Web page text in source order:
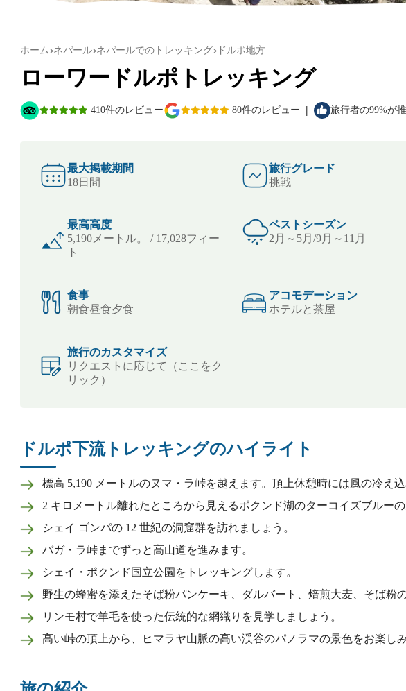
ホーム ネパール ネパールでのトレッキング ドルポ地方
ローワードルポトレッキング
410件のレビュー 80件のレビュー | 旅行者の99%が
最大掲載期間
18日間
旅行グレード
挑戦
最高高度
5,190メートル。 / 17,028フィー
ト
ベストシーズン
2月～5月/9月～11月
食事
朝食昼食夕食
アコモデーション
ホテルと茶屋
旅行のカスタマイズ
リクエストに応じて（ここをク
リック）
ドルポ下流トレッキングのハイライト
標高 5,190 メートルのヌマ・ラ峠を越えます。頂上休憩時には風の冷え込
2 キロメートル離れたところから見えるポクンド湖のターコイズブルーの
シェイ ゴンパの 12 世紀の洞窟群を訪れましょう。
バガ・ラ峠までずっと高山道を進みます。
シェイ・ポクンド国立公園をトレッキングします。
野生の蜂蜜を添えたそば粉パンケーキ、ダルバート、焙煎大麦、そば粉
リンモ村で羊毛を使った伝統的な網織りを見学しましょう。
高い峠の頂上から、ヒマラヤ山脈の高い渓谷のパノラマの景色をお楽しみ